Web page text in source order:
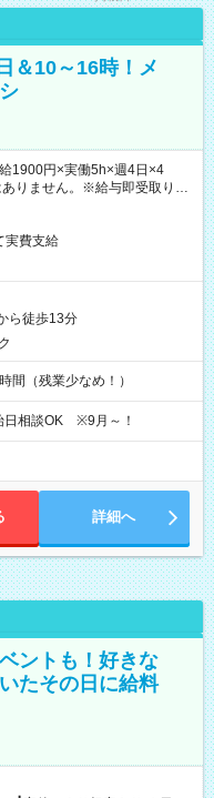
＆10～16時！メ
1900円×実働5h×週4日×4
りません。※給与即受取りサ
実費支給
ら徒歩13分
間（残業少なめ！）
相談OK ※9月～！
詳細へ
ントも！好きな
たその日に給料